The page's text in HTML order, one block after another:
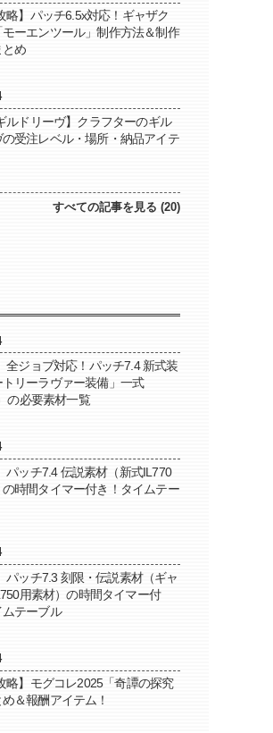
略】パッチ6.5x対応！ギャザク
モーエンツール」制作方法＆制作
とめ
ルドリーヴ】クラフターのギル
の受注レベル・場所・納品アイテ
すべての記事を見る (20)
全ジョブ対応！パッチ7.4 新式装
リーラヴァー装備」一式
の必要素材一覧
パッチ7.4 伝説素材（新式IL770
の時間タイマー付き！タイムテー
パッチ7.3 刻限・伝説素材（ギャ
用素材）の時間タイマー付
ムテーブル
略】モグコレ2025「奇譚の探究
＆報酬アイテム！